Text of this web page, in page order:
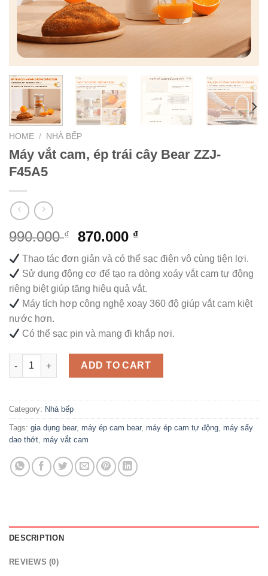
HOME / NHÀ BẾP
Máy vắt cam, ép trái cây Bear ZZJ-
F45A5
990.000₫ 870.000 ₫
Thao tác đơn giản và có thể sạc điện vô cùng tiện lợi.
Sử dụng động cơ để tạo ra dòng xoáy vắt cam tự động
riêng biệt giúp tăng hiệu quả vắt.
Máy tích hợp công nghệ xoay 360 độ giúp vắt cam kiệt
nước hơn.
Có thể sạc pin và mang đi khắp nơi.
Máy vắt cam, ép trái cây Bear ZZJ-F45A5 quantity
ADD TO CART
Category: Nhà bếp
Tags: gia dụng bear, máy ép cam bear, máy ép cam tự động, máy sấy
dao thớt, máy vắt cam
DESCRIPTION
REVIEWS (0)